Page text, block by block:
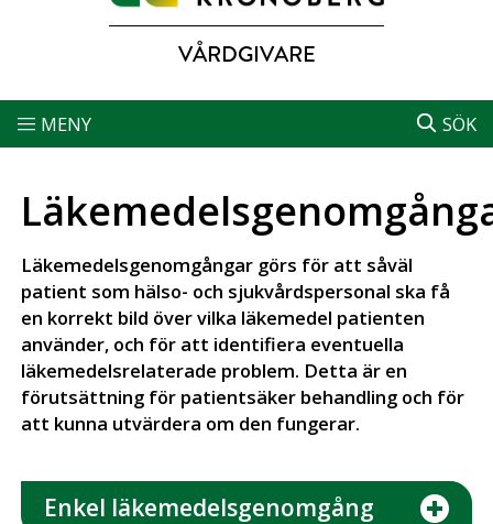
VÅRDGIVARE
MENY SÖK
Läkemedelsgenomgångar görs för att såväl
patient som hälso- och sjukvårdspersonal ska få
en korrekt bild över vilka läkemedel patienten
använder, och för att identifiera eventuella
läkemedelsrelaterade problem. Detta är en
förutsättning för patientsäker behandling och för
att kunna utvärdera om den fungerar.
Enkel läkemedelsgenomgång